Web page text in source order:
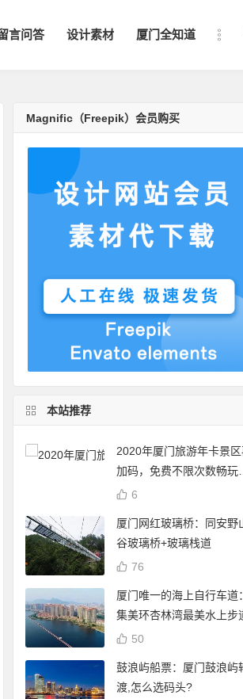
言问答 设计素材 厦门全知道
Magnific（Freepik）会员购买
本站推荐
2020年厦门旅游年卡景
加码，免费不限次数畅玩
个景点
6
厦门网红玻璃桥：同安野
谷玻璃桥+玻璃栈道
76
厦门唯一的海上自行车道：
集美环杏林湾最美水上步
50
鼓浪屿船票：厦门鼓浪屿
渡,怎么选码头?